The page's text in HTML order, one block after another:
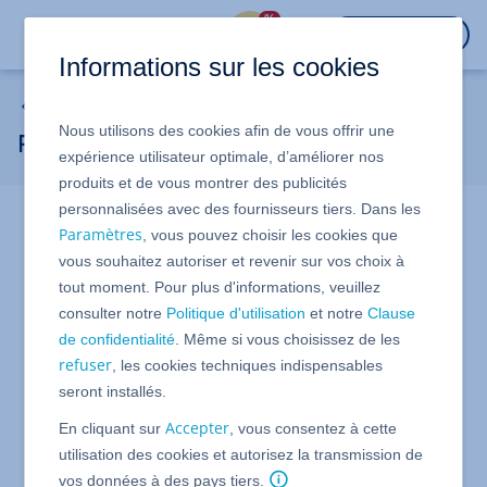
%
Premiers pas avec Presence Suite
Presence Suite est le panneau central de votre projet en
ligne et rassemble en un seul endroit tout ce dont vous
avez besoin pour planifier, créer et optimiser votre site
Web.
Le principal avantage de Presence Suite est que vous
pouvez travailler en ligne sans aucune connaissance
technique ou de programmation. Presence Suite vous
fournit toutes les informations dont vous avez besoin,
étape.
Si vous avez des questions ou besoin d'aide, veuillez
Informations sur les cookies
Nous utilisons des cookies afin de vous offrir une
expérience utilisateur optimale, d’améliorer nos
produits et de vous montrer des publicités
personnalisées avec des fournisseurs tiers. Dans les
Paramètres , vous pouvez choisir les cookies que
vous souhaitez autoriser et revenir sur vos choix à
tout moment. Pour plus d'informations, veuillez
consulter notre Politique d'utilisation et notreClause
de confidentialité . Même si vous choisissez de les
refuser , les cookies techniques indispensables
seront installés.
En cliquant surAccepter , vous consentez à cette
utilisation des cookies et autorisez la transmission de
vos données à des pays tiers.